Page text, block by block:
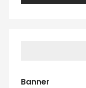
Banner